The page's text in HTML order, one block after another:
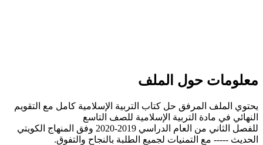
معلومات حول الملف
يحتوي الملف المرفق حل كتاب التربية الإسلامية كامل مع التقويم
النهائي في مادة التربية الإسلامية للصف التاسع
للفصل الثاني من العام الدراسي 2019-2020 وفق المنهاج الكويتي
الحديث ----- مع التمنيات لجميع الطلبة بالنجاح والتفوق.